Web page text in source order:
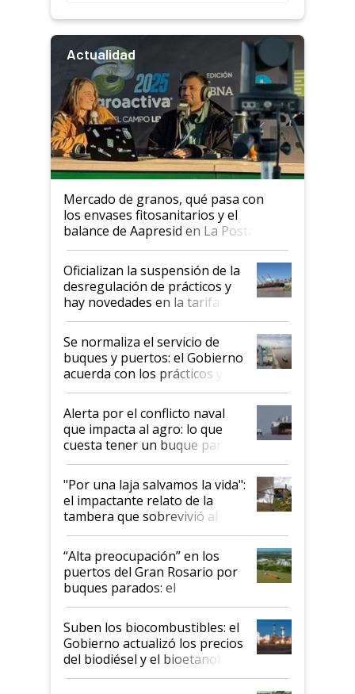
Actualidad
Mercado de granos, qué pasa con
los envases fitosanitarios y el
balance de Aapresid en La Posta
Oficializan la suspensión de la
desregulación de prácticos y
hay novedades en la tarifa de
la hidrovía
Se normaliza el servicio de
buques y puertos: el Gobierno
acuerda con los prácticos y
suspende el decreto de
desregulación
Alerta por el conflicto naval
que impacta al agro: lo que
cuesta tener un buque parado
y el peligro de que Argentina
pase a ser "país sucio"
"Por una laja salvamos la vida":
el impactante relato de la
tambera que sobrevivió al
tornado
“Alta preocupación” en los
puertos del Gran Rosario por
buques parados: el
funcionamiento de las
exportadoras en tensión tras
la medida de fuerza de los
prácticos
Suben los biocombustibles: el
Gobierno actualizó los precios
del biodiésel y el bioetanol